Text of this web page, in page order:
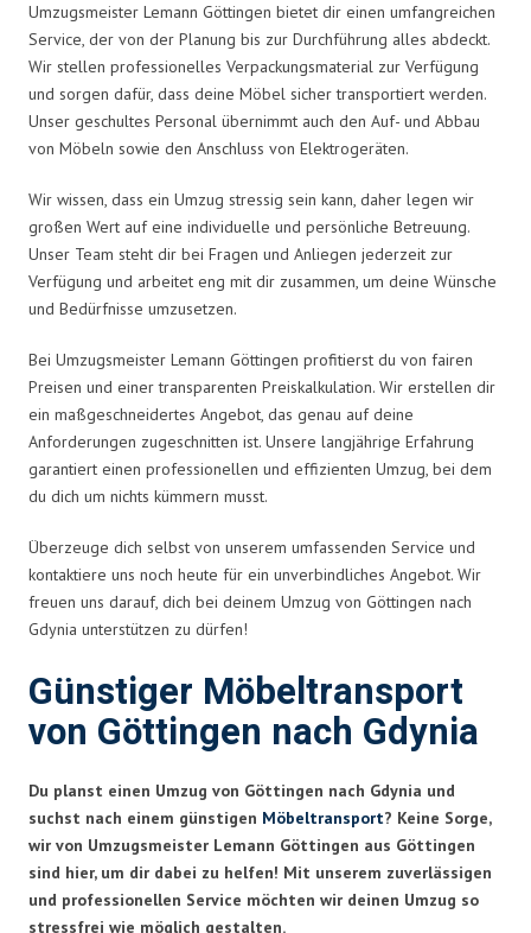
Umzugsmeister Lemann Göttingen bietet dir einen umfangreichen
Service, der von der Planung bis zur Durchführung alles abdeckt.
Wir stellen professionelles Verpackungsmaterial zur Verfügung
und sorgen dafür, dass deine Möbel sicher transportiert werden.
Unser geschultes Personal übernimmt auch den Auf- und Abbau
von Möbeln sowie den Anschluss von Elektrogeräten.
Wir wissen, dass ein Umzug stressig sein kann, daher legen wir
großen Wert auf eine individuelle und persönliche Betreuung.
Unser Team steht dir bei Fragen und Anliegen jederzeit zur
Verfügung und arbeitet eng mit dir zusammen, um deine Wünsche
und Bedürfnisse umzusetzen.
Bei Umzugsmeister Lemann Göttingen profitierst du von fairen
Preisen und einer transparenten Preiskalkulation. Wir erstellen dir
ein maßgeschneidertes Angebot, das genau auf deine
Anforderungen zugeschnitten ist. Unsere langjährige Erfahrung
garantiert einen professionellen und effizienten Umzug, bei dem
du dich um nichts kümmern musst.
Überzeuge dich selbst von unserem umfassenden Service und
kontaktiere uns noch heute für ein unverbindliches Angebot. Wir
freuen uns darauf, dich bei deinem Umzug von Göttingen nach
Gdynia unterstützen zu dürfen!
Günstiger Möbeltransport
von Göttingen nach Gdynia
Du planst einen Umzug von Göttingen nach Gdynia und
suchst nach einem günstigen Möbeltransport? Keine Sorge,
wir von Umzugsmeister Lemann Göttingen aus Göttingen
sind hier, um dir dabei zu helfen! Mit unserem zuverlässigen
und professionellen Service möchten wir deinen Umzug so
stressfrei wie möglich gestalten.